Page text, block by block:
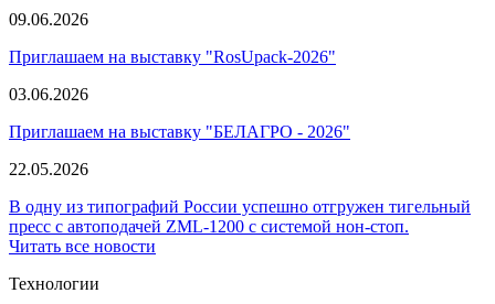
09.06.2026
Приглашаем на выставку "RosUpack-2026"
03.06.2026
Приглашаем на выставку "БЕЛАГРО - 2026"
22.05.2026
В одну из типографий России успешно отгружен тигельный
пресс с автоподачей ZML-1200 с системой нон-стоп.
Читать все новости
Технологии